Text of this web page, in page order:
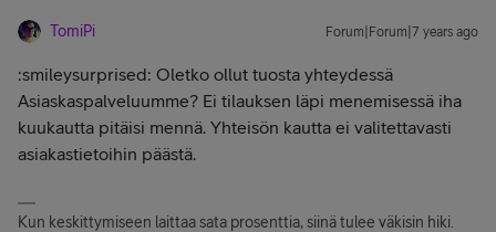
TomiPi Forum|Forum|7 years ago
:smileysurprised: Oletko ollut tuosta yhteydessä
Asiaskaspalveluumme? Ei tilauksen läpi menemisessä iha
kuukautta pitäisi mennä. Yhteisön kautta ei valitettavasti
asiakastietoihin päästä.
Kun keskittymiseen laittaa sata prosenttia, siinä tulee väkisin hiki.